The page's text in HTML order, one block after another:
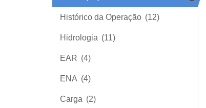
Histórico da Operação (12)
Hidrologia (11)
EAR (4)
ENA (4)
Carga (2)